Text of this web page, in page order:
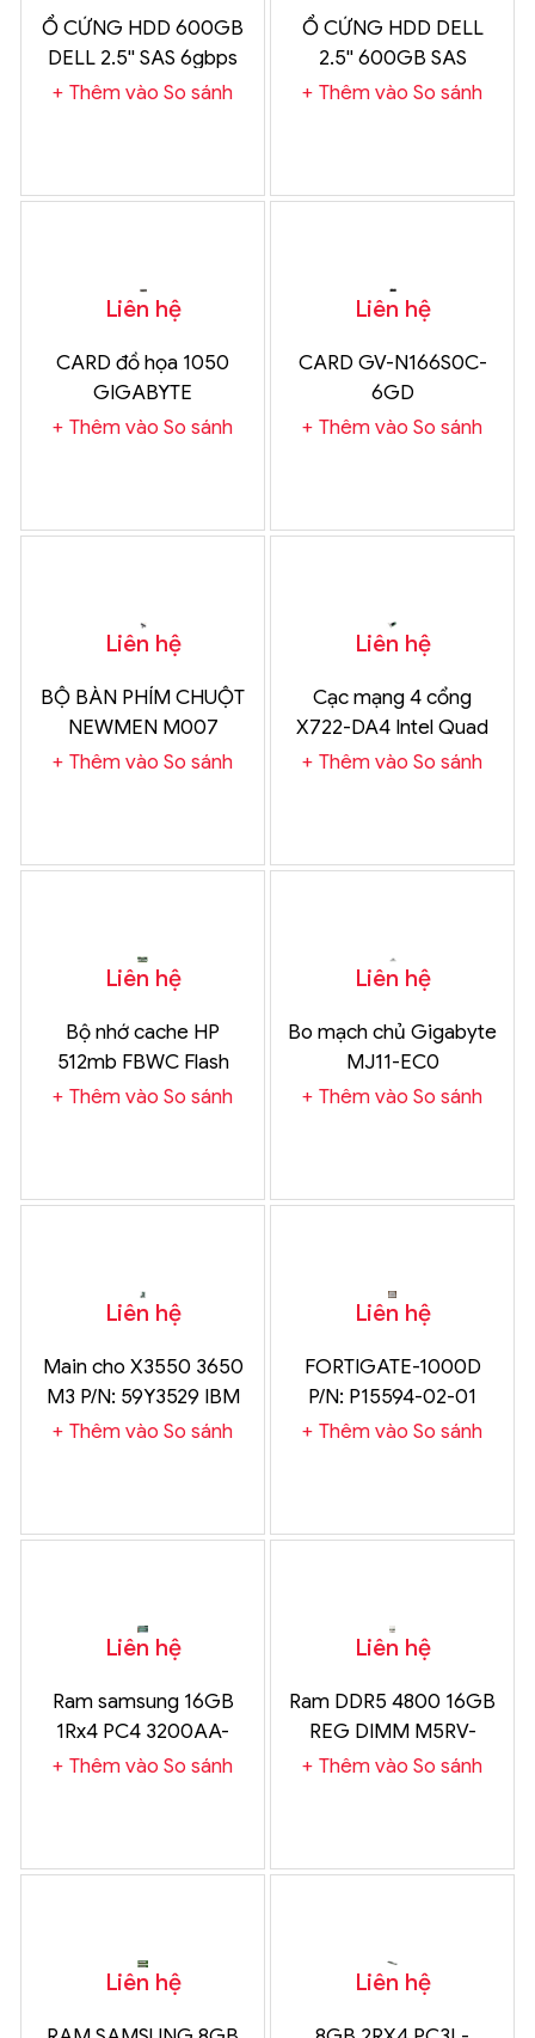
Ổ CỨNG HDD 600GB
DELL 2.5'' SAS 6gbps
10k
Thêm vào So sánh
Ổ CỨNG HDD DELL
2.5'' 600GB SAS
12Gbps 15k
Thêm vào So sánh
Liên hệ
CARD đồ họa 1050
GIGABYTE
Thêm vào So sánh
Liên hệ
CARD GV-N166S0C-
6GD
Thêm vào So sánh
Liên hệ
BỘ BÀN PHÍM CHUỘT
NEWMEN M007
Thêm vào So sánh
Liên hệ
Cạc mạng 4 cổng
X722-DA4 Intel Quad
port 10GE SFP+PCIe
Thêm vào So sánh
Liên hệ
Bộ nhớ cache HP
512mb FBWC Flash
Backed Write Cache
610672-001 661069-
Thêm vào So sánh
Liên hệ
Bo mạch chủ Gigabyte
MJ11-EC0
Thêm vào So sánh
Liên hệ
Main cho X3550 3650
M3 P/N: 59Y3529 IBM
Thêm vào So sánh
Liên hệ
FORTIGATE-1000D
P/N: P15594-02-01
Thêm vào So sánh
Liên hệ
Ram samsung 16GB
1Rx4 PC4 3200AA-
RC2-12-DC1
Thêm vào So sánh
Liên hệ
Ram DDR5 4800 16GB
REG DIMM M5RV-
AGS2AC0P-B01
Thêm vào So sánh
Liên hệ Liên hệ